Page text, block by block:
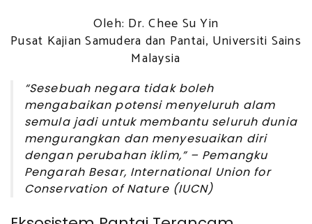
Oleh: Dr. Chee Su Yin
Pusat Kajian Samudera dan Pantai, Universiti Sains
Malaysia
“Sesebuah negara tidak boleh
mengabaikan potensi menyeluruh alam
semula jadi untuk membantu seluruh dunia
mengurangkan dan menyesuaikan diri
dengan perubahan iklim,” – Pemangku
Pengarah Besar, International Union for
Conservation of Nature (IUCN)